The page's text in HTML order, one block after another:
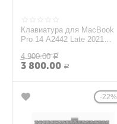
Клавиатура для MacBook
Pro 14 A2442 Late 2021
4 900.00 Р
3 800.00 Р
22%